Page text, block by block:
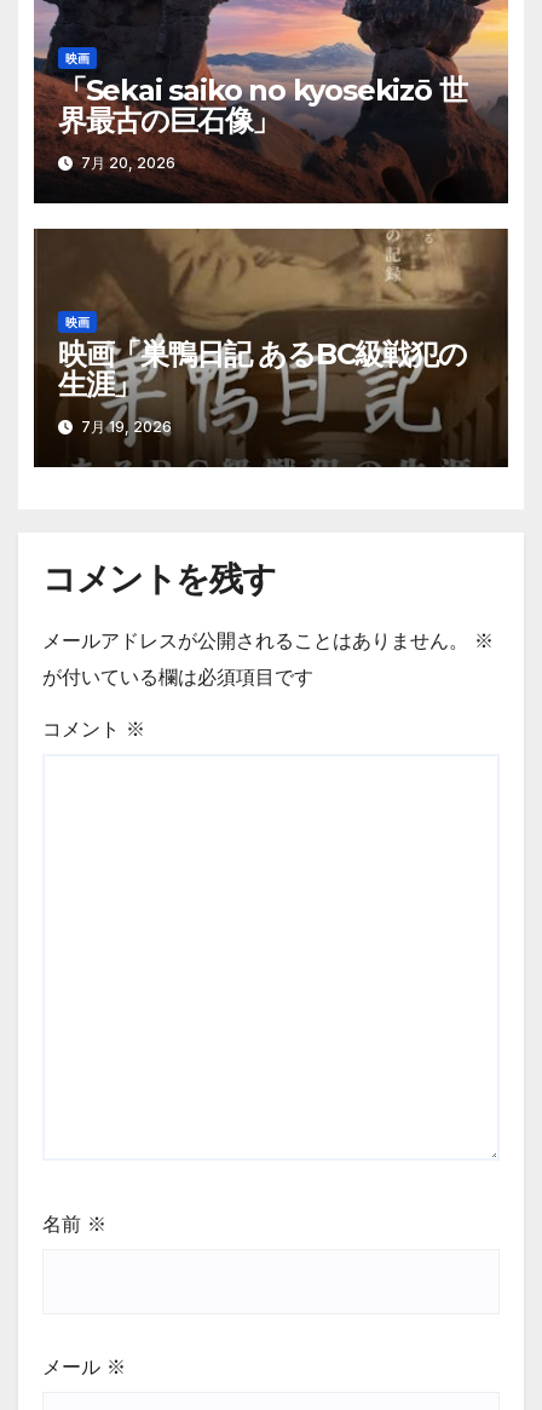
映画
「Sekai saiko no kyosekizō 世
界最古の巨石像」
7月 20, 2026
映画
映画「巣鴨日記 あるBC級戦犯の
生涯」
7月 19, 2026
コメントを残す
メールアドレスが公開されることはありません。
※
が付いている欄は必須項目です
コメント ※
名前 ※
メール ※